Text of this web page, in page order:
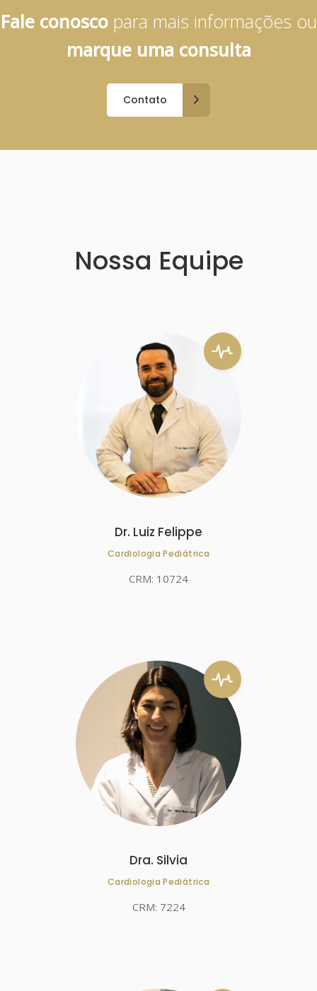
Fale conoscopara mais informações ou
marque uma consulta
Contato
Nossa Equipe
Dr. Luiz Felippe
Cardiologia Pediátrica
CRM: 10724
Dra. Silvia
Cardiologia Pediátrica
CRM: 7224